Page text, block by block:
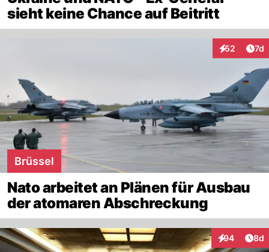
sieht keine Chance auf Beitritt
52
Interaktionen
7d
Brüssel
Nato arbeitet an Plänen für Ausbau
der atomaren Abschreckung
94
Interaktionen
8d